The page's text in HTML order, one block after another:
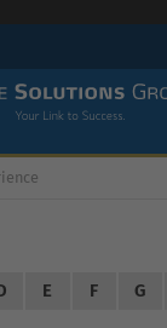
E F G